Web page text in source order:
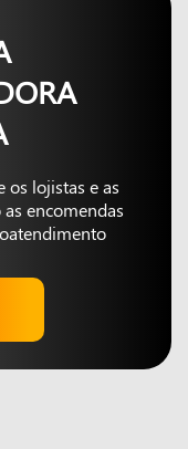
os lojistas e as
encomendas